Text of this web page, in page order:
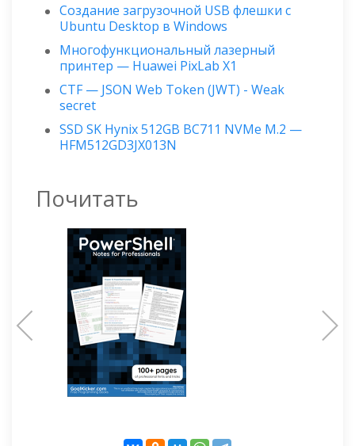
Создание загрузочной USB флешки с
Ubuntu Desktop в Windows
Многофункциональный лазерный
принтер — Huawei PixLab X1
CTF — JSON Web Token (JWT) - Weak
secret
SSD SK Hynix 512GB BC711 NVMe M.2 —
HFM512GD3JX013N
Почитать